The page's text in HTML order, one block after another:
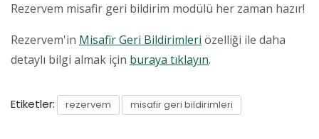
Rezervem misafir geri bildirim modülü her zaman hazır!
Rezervem'in Misafir Geri Bildirimleri özelliği ile daha
detaylı bilgi almak için buraya tıklayın.
Etiketler: rezervem misafir geri bildirimleri